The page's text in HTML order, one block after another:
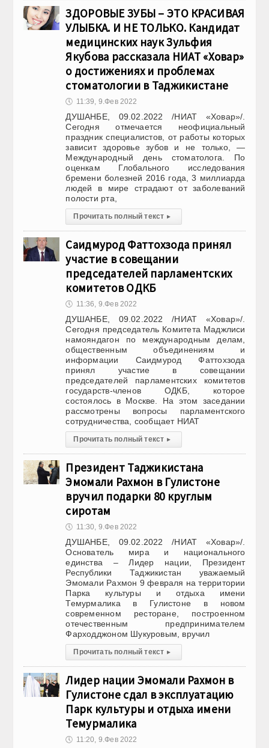
ЗДОРОВЫЕ ЗУБЫ – ЭТО КРАСИВАЯ
УЛЫБКА. И НЕ ТОЛЬКО. Кандидат
медицинских наук Зульфия
Якубова рассказала НИАТ «Ховар»
о достижениях и проблемах
стоматологии в Таджикистане
🕔 11:39, 9.Фев 2022
ДУШАНБЕ, 09.02.2022 /НИАТ «Ховар»/.
Сегодня отмечается неофициальный
праздник специалистов, от работы которых
зависит здоровье зубов и не только, —
Международный день стоматолога. По
оценкам Глобального исследования
бремени болезней 2016 года, 3 миллиарда
людей в мире страдают от заболеваний
полости рта,
Прочитать полный текст ▸
Саидмурод Фаттохзода принял
участие в совещании
председателей парламентских
комитетов ОДКБ
🕔 11:36, 9.Фев 2022
ДУШАНБЕ, 09.02.2022 /НИАТ «Ховар»/.
Сегодня председатель Комитета Маджлиси
намояндагон по международным делам,
общественным объединениям и
информации Саидмурод Фаттохзода
принял участие в совещании
председателей парламентских комитетов
государств-членов ОДКБ, которое
состоялось в Москве. На этом заседании
рассмотрены вопросы парламентского
сотрудничества, сообщает НИАТ
Прочитать полный текст ▸
Президент Таджикистана
Эмомали Рахмон в Гулистоне
вручил подарки 80 круглым
сиротам
🕔 11:30, 9.Фев 2022
ДУШАНБЕ, 09.02.2022 /НИАТ «Ховар»/.
Основатель мира и национального
единства – Лидер нации, Президент
Республики Таджикистан уважаемый
Эмомали Рахмон 9 февраля на территории
Парка культуры и отдыха имени
Темурмалика в Гулистоне в новом
современном ресторане, построенном
отечественным предпринимателем
Фарходджоном Шукуровым, вручил
Прочитать полный текст ▸
Лидер нации Эмомали Рахмон в
Гулистоне сдал в эксплуатацию
Парк культуры и отдыха имени
Темурмалика
🕔 11:20, 9.Фев 2022